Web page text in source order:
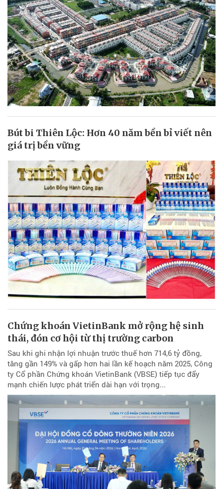
Bút bi Thiên Lộc: Hơn 40 năm bền bỉ viết nên
giá trị bền vững
Chứng khoán VietinBank mở rộng hệ sinh
thái, đón cơ hội từ thị trường carbon
Sau khi ghi nhận lợi nhuận trước thuế hơn 714,6 tỷ đồng,
tăng gần 149% và gấp hơn hai lần kế hoạch năm 2025, Công
ty Cổ phần Chứng khoán VietinBank (VBSE) tiếp tục đẩy
mạnh chiến lược phát triển dài hạn với trọng...